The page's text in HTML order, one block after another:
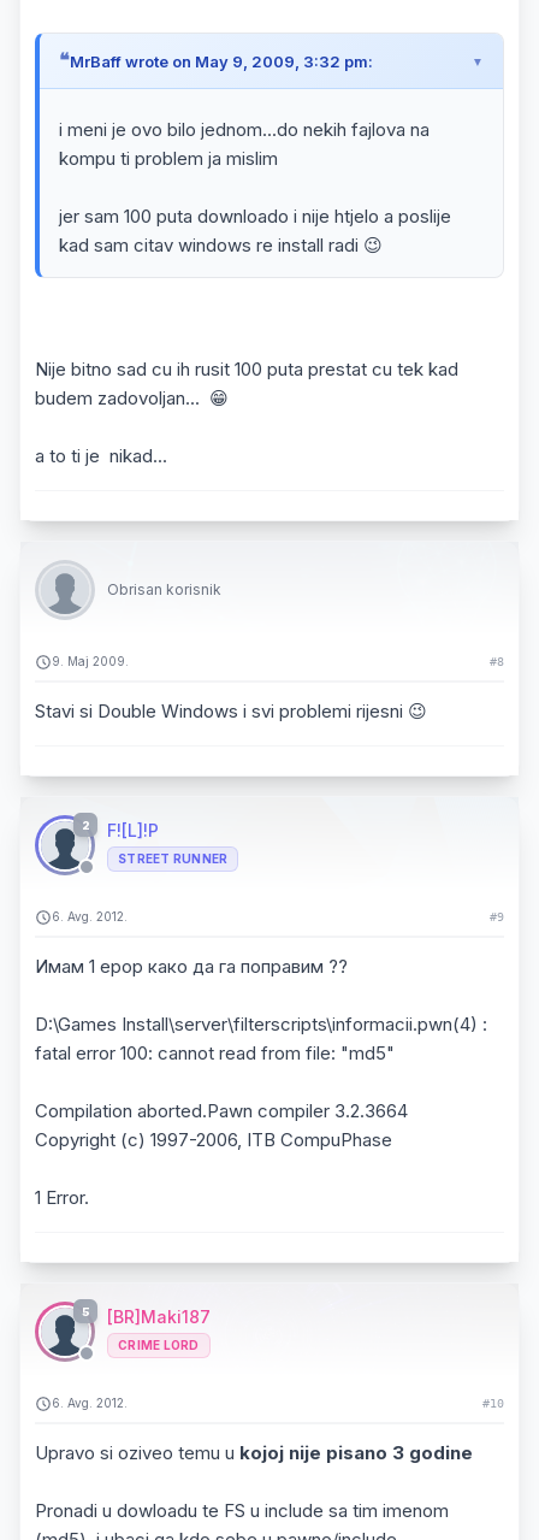
MrBaff wrote on May 9, 2009, 3:32 pm:
i meni je ovo bilo jednom...do nekih fajlova na
kompu ti problem ja mislim
jer sam 100 puta downloado i nije htjelo a poslije
kad sam citav windows re install radi 😉
Nije bitno sad cu ih rusit 100 puta prestat cu tek kad
budem zadovoljan... 😁
a to ti je nikad...
Obrisan korisnik
9. Maj 2009. #8
Stavi si Double Windows i svi problemi rijesni 😉
2 F![L]!P
STREET RUNNER
6. Avg. 2012. #9
Имам 1 ерор како да га поправим ??
D:\Games Install\server\filterscripts\informacii.pwn(4) :
fatal error 100: cannot read from file: "md5"
Compilation aborted.Pawn compiler 3.2.3664
Copyright (c) 1997-2006, ITB CompuPhase
1 Error.
5 [BR]Maki187
CRIME LORD
6. Avg. 2012. #10
Upravo si oziveo temu u kojoj nije pisano 3 godine
Pronadi u dowloadu te FS u include sa tim imenom